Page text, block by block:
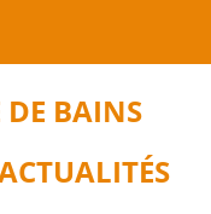
DE BAINS